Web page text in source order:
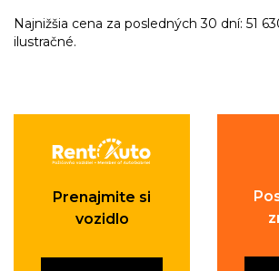
Najnižšia cena za posledných 30 dní: 51
ilustračné.
Prenajmite si
vozidlo